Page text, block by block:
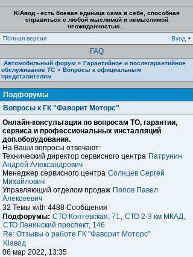
KIAвод - есть боевая единица сама в себе, способная
справиться с любой мыслимой и немыслимой
неожиданностью...
Полная версия
Вход •
FAQ
Автомобильный форум » Гарантийное и послегарантийное
обслуживание ТС » Вопросы к официальным
представителям
Подфорумы
Вопросы к ГК "Фаворит Моторс"
Онлайн-консультации по вопросам ТО, гарантии,
сервиса и профессиональных инсталляций
доп.оборудования.
На Ваши вопросы отвечают:
Технический директор сервисного центра Патрунин
Андрей Александрович
Менеджер сервисного центра Солнцев Сергей
Михайлович
Управляющий отделом продаж Попов Павел
Алексеевич
32 Темы with 4488 Сообщения
Подфорумы: СТО Коптевская, 71 , СТО 2-3 км МКАД,
СТО Ленинский проспект, 146
Re: Отзывы о работе ГК "Фаворит Моторс"
Kiaвод
06 мар 2022, 13:35